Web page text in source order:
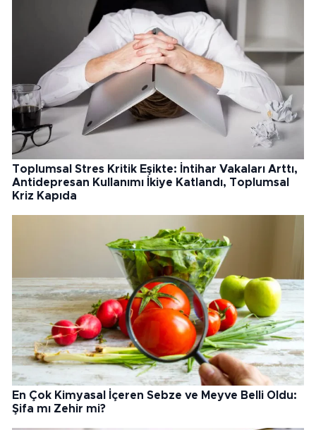
Toplumsal Stres Kritik Eşikte: İntihar Vakaları Arttı,
Antidepresan Kullanımı İkiye Katlandı, Toplumsal
Kriz Kapıda
En Çok Kimyasal İçeren Sebze ve Meyve Belli Oldu:
Şifa mı Zehir mi?